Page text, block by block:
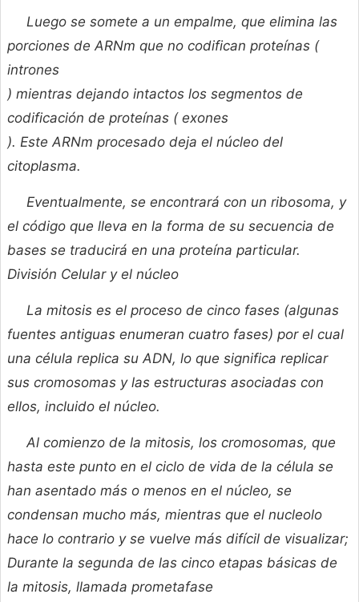
Luego se somete a un empalme, que elimina las
porciones de ARNm que no codifican proteínas (
intrones
) mientras dejando intactos los segmentos de
codificación de proteínas (exones
). Este ARNm procesado deja el núcleo del
citoplasma.
Eventualmente, se encontrará con un ribosoma, y
el código que lleva en la forma de su secuencia de
bases se traducirá en una proteína particular.
División Celular y el núcleo
La mitosis es el proceso de cinco fases (algunas
fuentes antiguas enumeran cuatro fases) por el cual
una célula replica su ADN, lo que significa replicar
sus cromosomas y las estructuras asociadas con
ellos, incluido el núcleo.
Al comienzo de la mitosis, los cromosomas, que
hasta este punto en el ciclo de vida de la célula se
han asentado más o menos en el núcleo, se
condensan mucho más, mientras que el nucleolo
hace lo contrario y se vuelve más difícil de visualizar;
Durante la segunda de las cinco etapas básicas de
la mitosis, llamada prometafase